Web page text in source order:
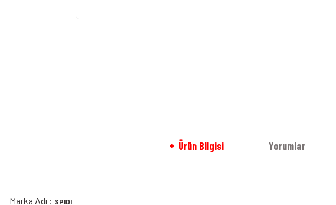
Ürün Bilgisi Yorumlar
Marka Adı : SPIDI